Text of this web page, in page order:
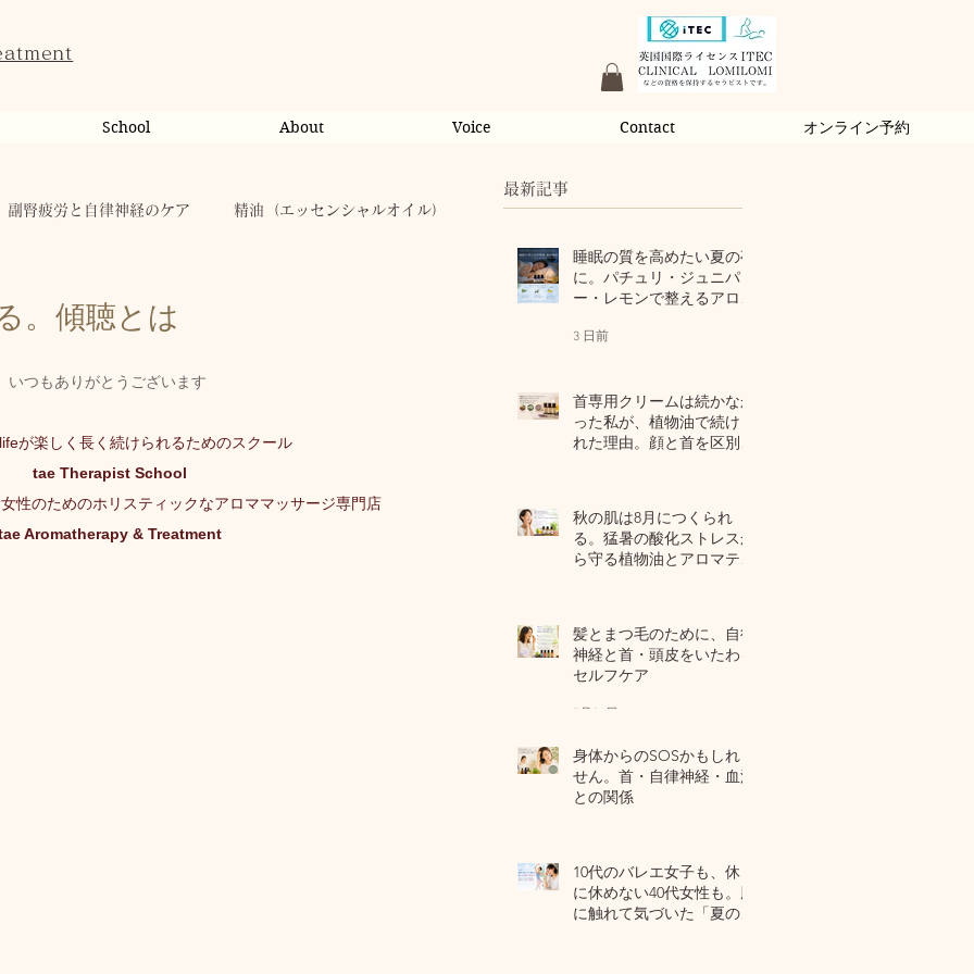
School About Voice Contact オンライン予約
副腎疲労と自律神経のケア 精油（エッセンシャルオイル）
健康 からだのこと
キャンペーン taeAromaサロン
。傾聴とは
いつもありがとうございます
が楽しく長く続けられるためのスクール
tae Therapist School
性のためのホリスティックなアロママッサージ専門店
Aromatherapy & Treatment
最新記事
睡眠の質を高めたい夏の夜
に。パチュリ・ジュニパ
ー・レモンで整えるアロマ
3 日前
首専用クリームは続かなか
った私が、植物油で続けら
れた理由。顔と首を区別し
秋の肌は8月につくられ
る。猛暑の酸化ストレスか
ら守る植物油とアロマテラ
髪とまつ毛のために、自律
神経と首・頭皮をいたわる
セルフケア
7月31日
身体からのSOSかもしれま
せん。首・自律神経・血流
との関係
10代のバレエ女子も、休日
に休めない40代女性も。肌
に触れて気づいた「夏の全